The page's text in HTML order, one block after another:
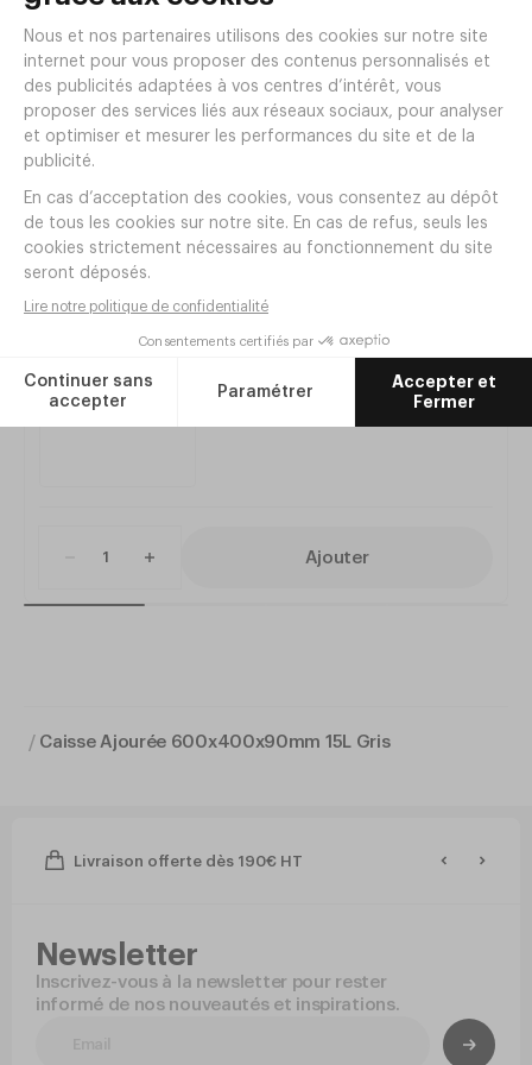
MAPA Taille M
Réf. MF64M|7,80€ HT
Articles complémentaires
Manne à Pain gerbable 120L sans
Réf. CE71
,00€ HT
Ajouter
/ Caisse Ajourée 600x400x90mm 15L Gris
Livraison offerte dès 190€ HT
Newsletter
Inscrivez-vous à la newsletter pour rester
informé de nos nouveautés et inspirations.